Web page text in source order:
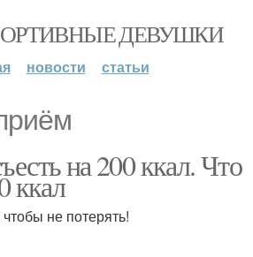
ДЕВУШКИ
новости статьи
на 200 ккал. Что
ккал
не потерять!